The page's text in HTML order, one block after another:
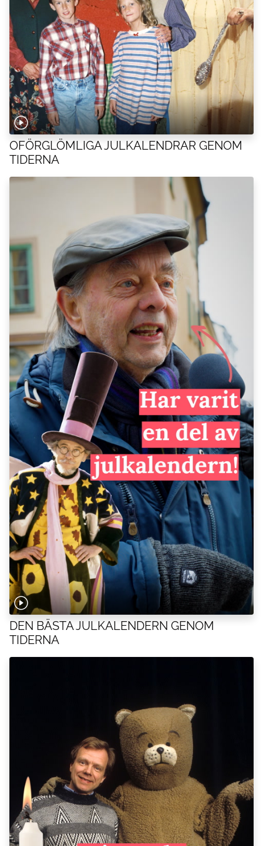
OFÖRGLÖMLIGA JULKALENDRAR GENOM
TIDERNA
DEN BÄSTA JULKALENDERN GENOM
TIDERNA